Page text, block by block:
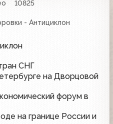
10825
- Антициклон
СНГ
на Дворцовой
форум в
на границе России и